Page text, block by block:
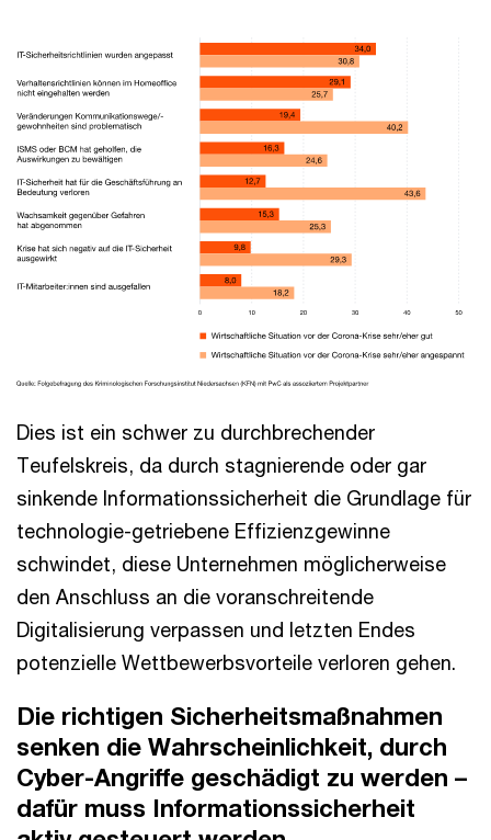
Dies ist ein schwer zu durchbrechender
Teufelskreis, da durch stagnierende oder gar
sinkende Informationssicherheit die Grundlage für
technologie-getriebene Effizienzgewinne
schwindet, diese Unternehmen möglicherweise
den Anschluss an die voranschreitende
Digitalisierung verpassen und letzten Endes
potenzielle Wettbewerbsvorteile verloren gehen.
Die richtigen Sicherheitsmaßnahmen
senken die Wahrscheinlichkeit, durch
Cyber-Angriffe geschädigt zu werden –
dafür muss Informationssicherheit